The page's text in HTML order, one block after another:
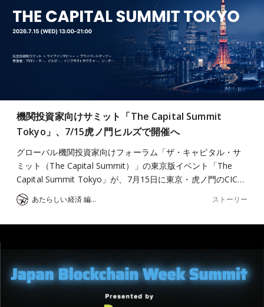
機関投資家向けサミット「The Capital Summit
Tokyo」、7/15虎ノ門ヒルズで開催へ
グローバル機関投資家向けフォーラム「ザ・キャピタル・サ
ミット（The Capital Summit）」の東京版イベント「The
Capital Summit Tokyo」が、7月15日に東京・虎ノ門のCIC…
あたらしい経済 編集部 ストーリー